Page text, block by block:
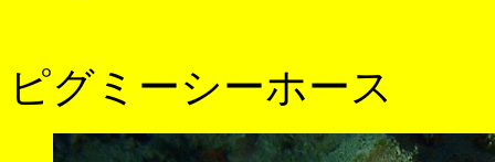
ピグミーシーホース